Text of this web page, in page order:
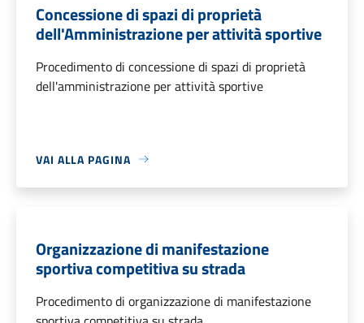
Concessione di spazi di proprietà
dell'Amministrazione per attività sportive
Procedimento di concessione di spazi di proprietà
dell'amministrazione per attività sportive
VAI ALLA PAGINA
Organizzazione di manifestazione
sportiva competitiva su strada
Procedimento di organizzazione di manifestazione